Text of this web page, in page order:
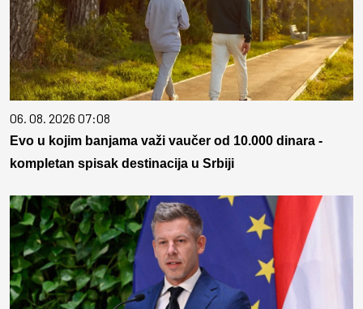
06. 08. 2026 07:08
Evo u kojim banjama važi vaučer od 10.000 dinara -
kompletan spisak destinacija u Srbiji